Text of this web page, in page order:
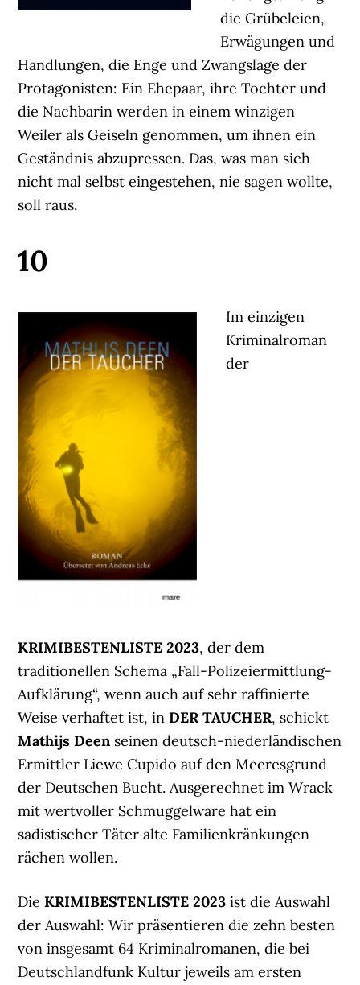
die Grübeleien,
Erwägungen und
Handlungen, die Enge und Zwangslage der
Protagonisten: Ein Ehepaar, ihre Tochter und
die Nachbarin werden in einem winzigen
Weiler als Geiseln genommen, um ihnen ein
Geständnis abzupressen. Das, was man sich
nicht mal selbst eingestehen, nie sagen wollte,
soll raus.
10
Im einzigen
Kriminalroman
der
KRIMIBESTENLISTE 2023, der dem
traditionellen Schema „Fall-Polizeiermittlung-
Aufklärung“, wenn auch auf sehr raffinierte
Weise verhaftet ist, in DER TAUCHER, schickt
Mathijs Deen seinen deutsch-niederländischen
Ermittler Liewe Cupido auf den Meeresgrund
der Deutschen Bucht. Ausgerechnet im Wrack
mit wertvoller Schmuggelware hat ein
sadistischer Täter alte Familienkränkungen
rächen wollen.
Die KRIMIBESTENLISTE 2023 ist die Auswahl
der Auswahl: Wir präsentieren die zehn besten
von insgesamt 64 Kriminalromanen, die bei
Deutschlandfunk Kultur jeweils am ersten